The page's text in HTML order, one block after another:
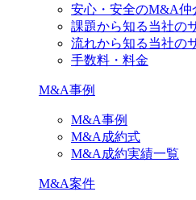
安心・安全のM&A仲
課題から知る当社の
流れから知る当社の
手数料・料金
M&A事例
M&A事例
M&A成約式
M&A成約実績一覧
M&A案件